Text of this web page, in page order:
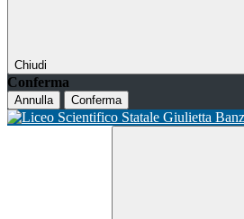
Chiudi
Conferma
Annulla Conferma